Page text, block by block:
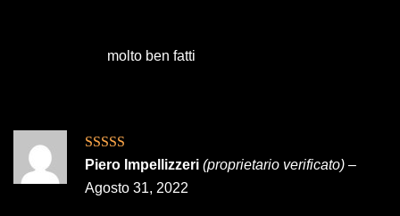
molto ben fatti
Valutato5su
5
Piero Impellizzeri (proprietario verificato) –
Agosto 31, 2022